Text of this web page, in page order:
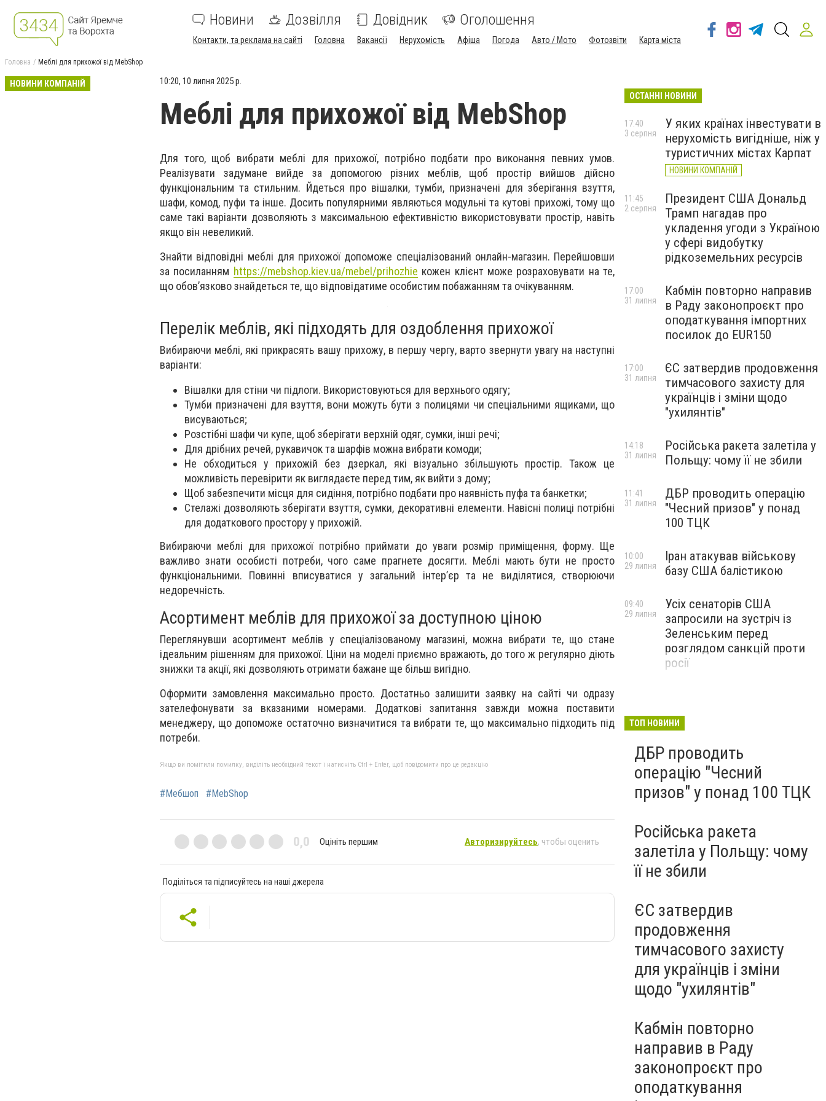
Новини Дозвілля Довідник Оголошення
Контакти, та реклама на сайті Головна Вакансії Нерухомість Афіша Погода Авто / Мото Фотозвіти Карта міста
Головна Меблі для прихожої від MebShop
НОВИНИ КОМПАНІЙ 10:20, 10 липня 2025 р.
Меблі для прихожої від MebShop
Для того, щоб вибрати меблі для прихожої, потрібно подбати про виконання певних умов.
Реалізувати задумане вийде за допомогою різних меблів, щоб простір вийшов дійсно
функціональним та стильним. Йдеться про вішалки, тумби, призначені для зберігання взуття,
шафи, комод, пуфи та інше. Досить популярними являються модульні та кутові прихожі, тому що
саме такі варіанти дозволяють з максимальною ефективністю використовувати простір, навіть
якщо він невеликий.
Знайти відповідні меблі для прихожої допоможе спеціалізований онлайн-магазин. Перейшовши
за посиланням https://mebshop.kiev.ua/mebel/prihozhie кожен клієнт може розраховувати на те,
що обов’язково знайдеться те, що відповідатиме особистим побажанням та очікуванням.
Перелік меблів, які підходять для оздоблення прихожої
Вибираючи меблі, які прикрасять вашу прихожу, в першу чергу, варто звернути увагу на наступні
варіанти:
Вішалки для стіни чи підлоги. Використовуються для верхнього одягу;
Тумби призначені для взуття, вони можуть бути з полицями чи спеціальними ящиками, що
висуваються;
Розстібні шафи чи купе, щоб зберігати верхній одяг, сумки, інші речі;
Для дрібних речей, рукавичок та шарфів можна вибрати комоди;
Не обходиться у прихожій без дзеркал, які візуально збільшують простір. Також це
можливість перевірити як виглядаєте перед тим, як вийти з дому;
Щоб забезпечити місця для сидіння, потрібно подбати про наявність пуфа та банкетки;
Стелажі дозволяють зберігати взуття, сумки, декоративні елементи. Навісні полиці потрібні
для додаткового простору у прихожій.
Вибираючи меблі для прихожої потрібно приймати до уваги розмір приміщення, форму. Ще
важливо знати особисті потреби, чого саме прагнете досягти. Меблі мають бути не просто
функціональними. Повинні вписуватися у загальний інтер’єр та не виділятися, створюючи
недоречність.
Асортимент меблів для прихожої за доступною ціною
Переглянувши асортимент меблів у спеціалізованому магазині, можна вибрати те, що стане
ідеальним рішенням для прихожої. Ціни на моделі приємно вражають, до того ж регулярно діють
знижки та акції, які дозволяють отримати бажане ще більш вигідно.
Оформити замовлення максимально просто. Достатньо залишити заявку на сайті чи одразу
зателефонувати за вказаними номерами. Додаткові запитання завжди можна поставити
менеджеру, що допоможе остаточно визначитися та вибрати те, що максимально підходить під
потреби.
Якщо ви помітили помилку, виділіть необхідний текст і натисніть Ctrl + Enter, щоб повідомити про це редакцію
#Мебшоп #MebShop
0,0 Оцініть першим Авторизируйтесь, чтобы оценить
Поділіться та підписуйтесь на наші джерела
ОСТАННІ НОВИНИ
У яких країнах інвестувати в
нерухомість вигідніше, ніж у
туристичних містах Карпат
НОВИНИ КОМПАНІЙ
17:40
3 серпня
Президент США Дональд
Трамп нагадав про
укладення угоди з Україною
у сфері видобутку
рідкоземельних ресурсів
11:45
2 серпня
Кабмін повторно направив
в Раду законопроєкт про
оподаткування імпортних
посилок до EUR150
17:00
31 липня
ЄС затвердив продовження
тимчасового захисту для
українців і зміни щодо
"ухилянтів"
17:00
31 липня
Російська ракета залетіла у
Польщу: чому її не збили
14:18
31 липня
ДБР проводить операцію
"Чесний призов" у понад
100 ТЦК
11:41
31 липня
Іран атакував військову
базу США балістикою
10:00
29 липня
Усіх сенаторів США
запросили на зустріч із
Зеленським перед
розглядом санкцій проти
росії
09:40
29 липня
ТОП НОВИНИ
ДБР проводить
операцію "Чесний
призов" у понад 100 ТЦК
Російська ракета
залетіла у Польщу: чому
її не збили
ЄС затвердив
продовження
тимчасового захисту
для українців і зміни
щодо "ухилянтів"
Кабмін повторно
направив в Раду
законопроєкт про
оподаткування